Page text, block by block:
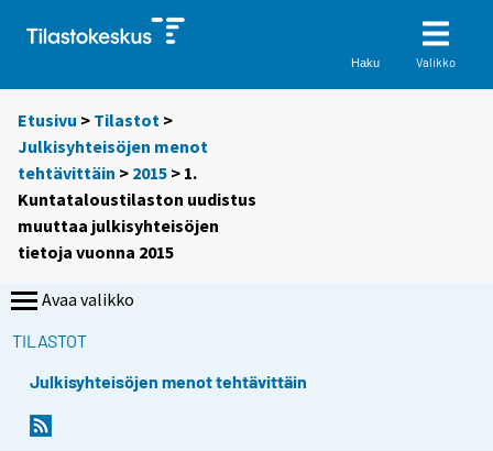
Haku Valikko
Etusivu > Tilastot >
Julkisyhteisöjen menot
tehtävittäin > 2015 > 1.
Kuntataloustilaston uudistus
muuttaa julkisyhteisöjen
tietoja vuonna 2015
Avaa valikko
TILASTOT
Julkisyhteisöjen menot tehtävittäin